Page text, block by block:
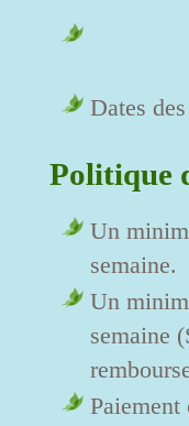
Dates
Politique
Un
semaine.
Un
semaine